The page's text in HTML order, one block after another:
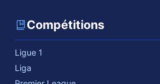
Compétitions
Ligue 1
Liga